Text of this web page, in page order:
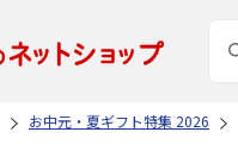
お中元・夏ギフト特集 2026